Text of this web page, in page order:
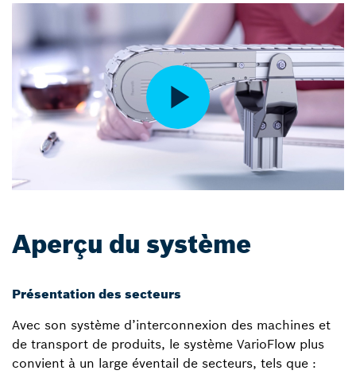
Aperçu du système
Présentation des secteurs
Avec son système d’interconnexion des machines et
de transport de produits, le système VarioFlow plus
convient à un large éventail de secteurs, tels que :